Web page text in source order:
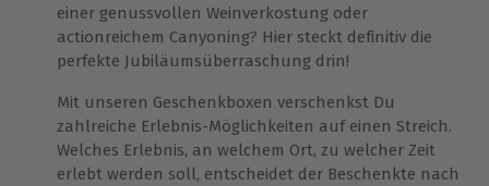
einer genussvollen Weinverkostung oder
actionreichem Canyoning? Hier steckt definitiv die
perfekte Jubiläumsüberraschung drin!
Mit unseren Geschenkboxen verschenkst Du
zahlreiche Erlebnis-Möglichkeiten auf einen Streich.
Welches Erlebnis, an welchem Ort, zu welcher Zeit
erlebt werden soll, entscheidet der Beschenkte nach